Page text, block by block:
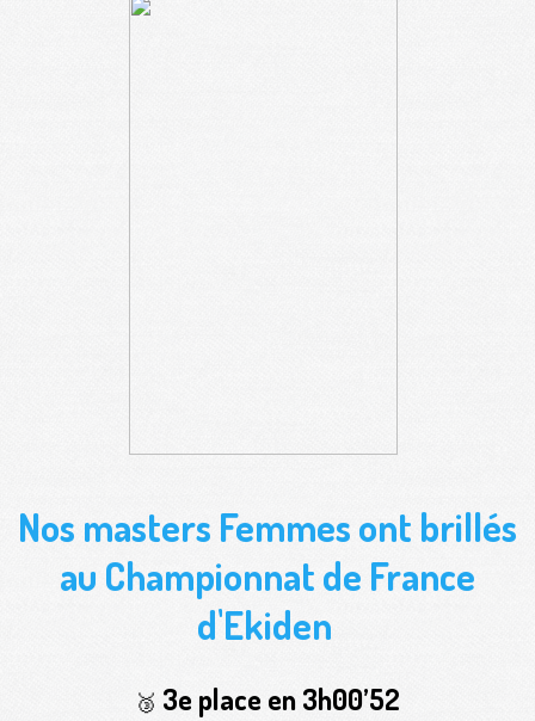
Nos masters Femmes ont brillés
au Championnat de France
d'Ekiden
🥉 3e place en 3h00’52